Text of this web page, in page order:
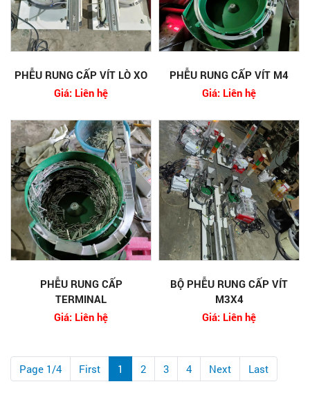
PHỄU RUNG CẤP VÍT LÒ XO
Giá: Liên hệ
PHỄU RUNG CẤP VÍT M4
Giá: Liên hệ
PHỄU RUNG CẤP
TERMINAL
Giá: Liên hệ
BỘ PHỄU RUNG CẤP VÍT
M3X4
Giá: Liên hệ
Page 1/4 First 1 2 3 4 Next Last